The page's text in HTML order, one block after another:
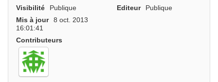
Visibilité
Publique Editeur
Publique
Mis à jour
8 oct. 2013
16:01:41
Contributeurs